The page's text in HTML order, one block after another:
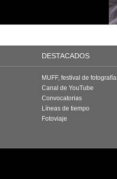
DESTACADOS
MUFF, festival de fotografía
Canal de YouTube
Convocatorias
Líneas de tiempo
Fotoviaje